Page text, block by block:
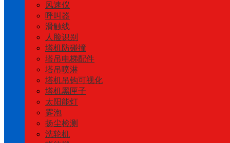
风速仪
呼叫器
滑触线
人脸识别
塔机防碰撞
塔吊电梯配件
塔吊喷淋
塔机吊钩可视化
塔机黑匣子
太阳能灯
雾泡
扬尘检测
洗轮机